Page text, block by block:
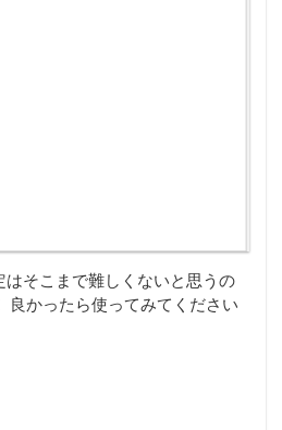
そこまで難しくないと思うの
良かったら使ってみてください